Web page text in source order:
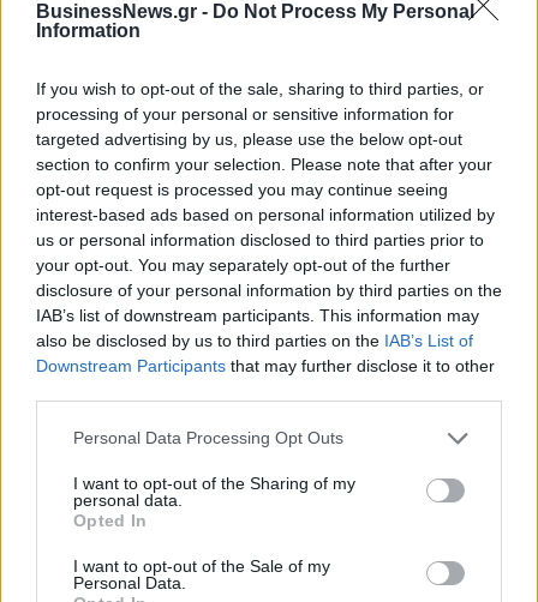
BusinessNews.gr - Do Not Process My Personal
Information
If you wish to opt-out of the sale, sharing to third parties, or
processing of your personal or sensitive information for
targeted advertising by us, please use the below opt-out
section to confirm your selection. Please note that after your
opt-out request is processed you may continue seeing
interest-based ads based on personal information utilized by
us or personal information disclosed to third parties prior to
your opt-out. You may separately opt-out of the further
disclosure of your personal information by third parties on the
IAB’s list of downstream participants. This information may
also be disclosed by us to third parties on the IAB’s List of
Downstream Participants that may further disclose it to other
Personal Data Processing Opt Outs
I want to opt-out of the Sharing of my
personal data.
Opted In
I want to opt-out of the Sale of my
Personal Data.
ΡΟΗ ΕΙΔΗΣΕΩΝ
Π. Μαρινάκης: «Το δημογραφικό δεν μπορεί να
περιμένει»
09/08/2026 - 14:34 ΠΟΛΙΤΙΚΗ
Ε. Τουρνάς: Πάνω από 400 πυρκαγιές σε δέκα
ημέρες - Σε επιφυλακή ο κρατικός μηχανισμός
09/08/2026 - 14:17 ΠΟΛΙΤΙΚΗ
Εξαγωγές: Η Ελλάδα κερδίζει τους Ευρωπαίους
ανταγωνιστές – Άνοδος μεριδίων σε 9 από 11
κλάδους (Εθνική Τράπεζα)
09/08/2026 - 13:51
Προς εκτύπωση το πολλαπλό βιβλίο - «Σύγχρονο